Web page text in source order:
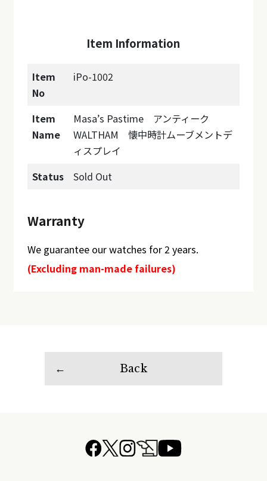
Item Information
Item
No
iPo-1002
Item
Name
Masa’s Pastime アンティーク
WALTHAM 懐中時計ムーブメントデ
ィスプレイ
Status
Sold Out
Warranty
We guarantee our watches for 2 years.
(Excluding man-made failures)
Back